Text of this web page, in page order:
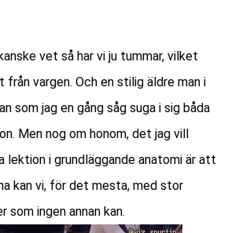
vet så har vi ju tummar, vilket
från vargen. Och en stilig äldre man i
som jag en gång såg suga i sig båda
Men nog om honom, det jag vill
lektion i grundläggande anatomi är att
kan vi, för det mesta, med stor
som ingen annan kan.